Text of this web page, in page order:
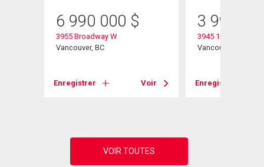
6 990 000 $
3955 Broadway W
Vancouver, BC
Enregistrer Voir
3 998
3945 10th Avenue
Vancouver, BC
Enregistrer